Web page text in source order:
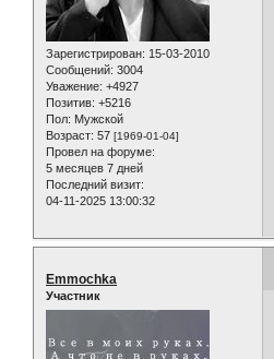
Зарегистрирован: 15-03-2010
Сообщений: 3004
Уважение: +4927
Позитив: +5216
Пол: Мужской
Возраст: 57 [1969-01-04]
Провел на форуме:
5 месяцев 7 дней
Последний визит:
04-11-2025 13:00:32
Emmochka
Участник